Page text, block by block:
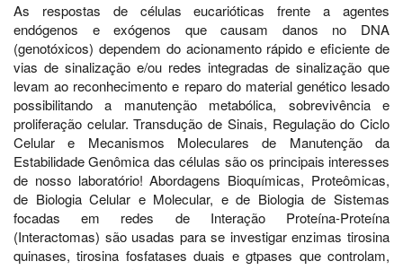
As respostas de células eucarióticas frente a agentes
endógenos e exógenos que causam danos no DNA
(genotóxicos) dependem do acionamento rápido e eficiente de
vias de sinalização e/ou redes integradas de sinalização que
levam ao reconhecimento e reparo do material genético lesado
possibilitando a manutenção metabólica, sobrevivência e
proliferação celular. Transdução de Sinais, Regulação do Ciclo
Celular e Mecanismos Moleculares de Manutenção da
Estabilidade Genômica das células são os principais interesses
de nosso laboratório! Abordagens Bioquímicas, Proteômicas,
de Biologia Celular e Molecular, e de Biologia de Sistemas
focadas em redes de Interação Proteína-Proteína
(Interactomas) são usadas para se investigar enzimas tirosina
quinases, tirosina fosfatases duais e gtpases que controlam,